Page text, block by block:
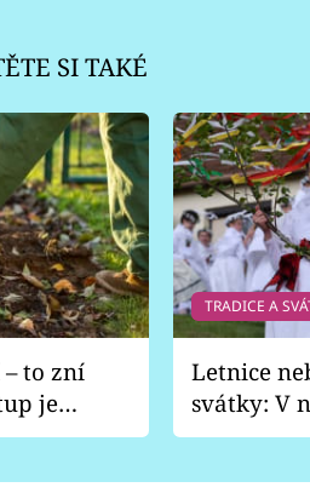
SI TAKÉ
to zní
je
TRADICE A
Letnice
svátky: V
pondělí